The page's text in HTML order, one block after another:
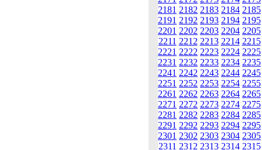
2181 2182 2183 2184 2185
2191 2192 2193 2194 2195
2201 2202 2203 2204 2205
2211 2212 2213 2214 2215
2221 2222 2223 2224 2225
2231 2232 2233 2234 2235
2241 2242 2243 2244 2245
2251 2252 2253 2254 2255
2261 2262 2263 2264 2265
2271 2272 2273 2274 2275
2281 2282 2283 2284 2285
2291 2292 2293 2294 2295
2301 2302 2303 2304 2305
2311 2312 2313 2314 2315